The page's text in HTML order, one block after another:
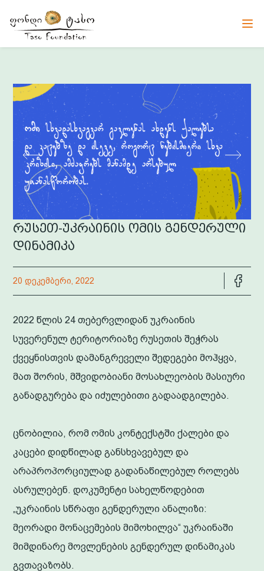
რუსეთ-უკრაინის ომის გენდერული
დინამიკა
20 დეკემბერი, 2022
2022 წლის 24 თებერვლიდან უკრაინის
სუვერენულ ტერიტორიაზე რუსეთის შეჭრას
ქვეყნისთვის დამანგრეველი შედეგები მოჰყვა,
მათ შორის, მშვიდობიანი მოსახლეობის მასიური
განადგურება და იძულებითი გადაადგილება.
ცნობილია, რომ ომის კონტექსტში ქალები და
კაცები დიდწილად განსხვავებულ და
არაპროპორციულად გადანაწილებულ როლებს
ასრულებენ. დოკუმენტი სახელწოდებით
„უკრაინის სწრაფი გენდერული ანალიზი:
მეორადი მონაცემების მიმოხილვა“ უკრაინაში
მიმდინარე მოვლენების გენდერულ დინამიკას
გვთავაზობს.